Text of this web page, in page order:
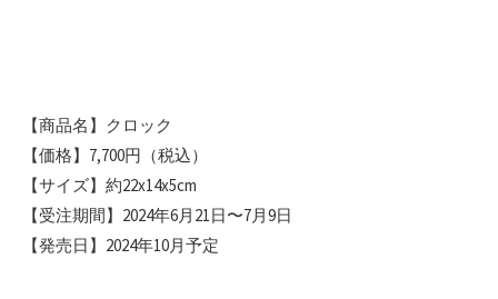
【商品名】クロック
【価格】7,700円（税込）
【サイズ】約22x14x5cm
【受注期間】2024年6月21日〜7月9日
【発売日】2024年10月予定